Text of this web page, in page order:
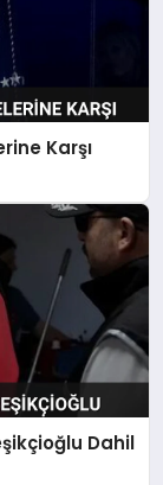
Karşı
Dahil